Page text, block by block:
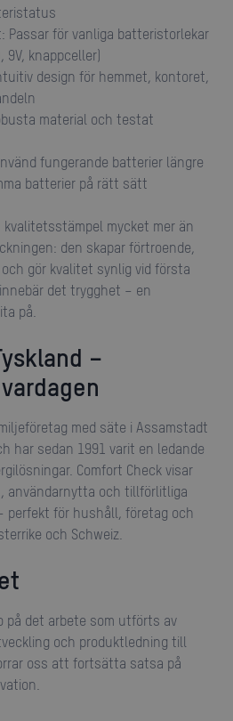
9V, knappceller)
batterier på rätt sätt
den skapar förtroende,
gör kvalitet synlig vid första
det trygghet – en
på.
har sedan 1991 varit en ledande
Comfort Check visar
användarnytta och tillförlitliga
perfekt för hushåll, företag och
och Schweiz.
och produktledning till
oss att fortsätta satsa på